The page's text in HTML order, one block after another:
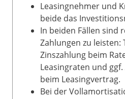
Leasingnehmer und
beide das
In beiden Fällen sind
Zahlungen zu leisten:
Zinszahlung beim
Leasingraten und
beim Leasingvertrag.
Bei der